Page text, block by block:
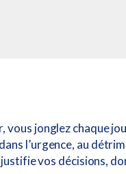
vous jonglez chaque
l’urgence, au
justifie vos décisions,